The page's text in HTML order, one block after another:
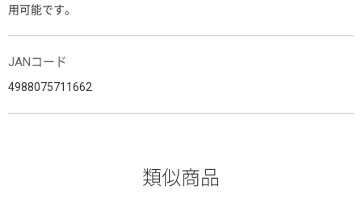
用可能です。
JANコード
4988075711662
類似商品